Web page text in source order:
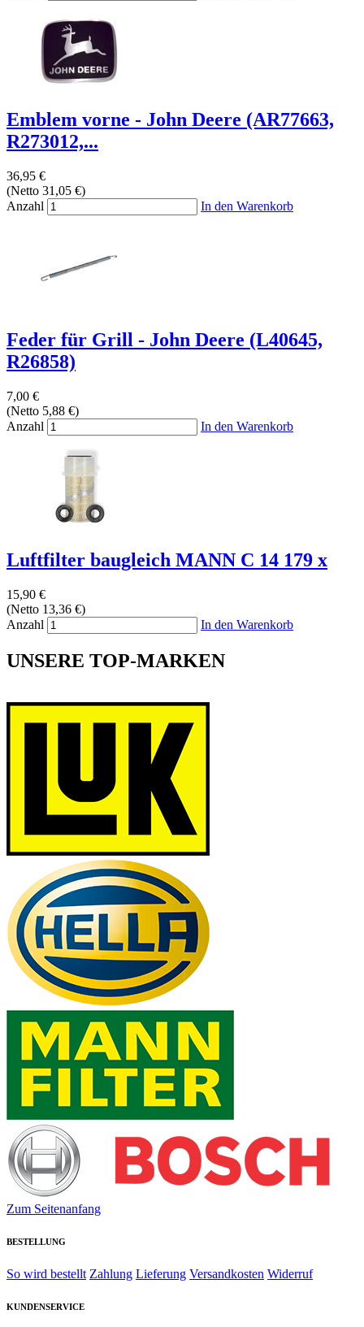
Emblem vorne - John Deere (AR77663,
R273012,...
36,95 €
(Netto 31,05 €)
Anzahl
In den Warenkorb
Feder für Grill - John Deere (L40645,
R26858)
7,00 €
(Netto 5,88 €)
Anzahl
In den Warenkorb
Luftfilter baugleich MANN C 14 179 x
15,90 €
(Netto 13,36 €)
Anzahl
In den Warenkorb
UNSERE TOP-MARKEN
Zum Seitenanfang
BESTELLUNG
So wird bestellt Zahlung Lieferung Versandkosten Widerruf
KUNDENSERVICE